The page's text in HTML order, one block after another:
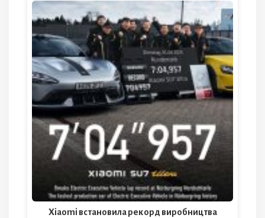
Xiaomi встановила рекорд виробництва